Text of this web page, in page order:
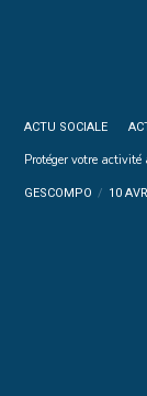
ACTU SOCIALE
Protéger votre activité
GESCOMPO 10